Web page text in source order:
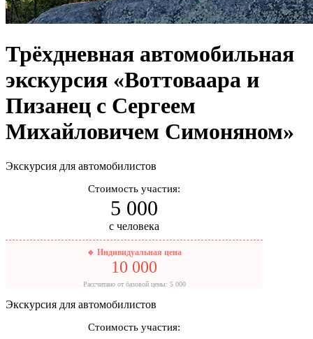
Трёхдневная автомобильная
экскурсия «Воттоваара и
Пизанец с Сергеем
Михайловичем Симоняном»
Экскурсия для автомобилистов
Стоимость участия:
5 000
с человека
🔹 Индивидуальная цена
10 000
Рассчитано от базовой цены: 5 000
Экскурсия для автомобилистов
Стоимость участия: